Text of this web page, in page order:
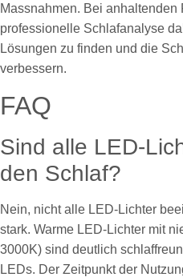
Massnahmen. Bei
professionelle Schlafanalyse
Lösungen zu finden und die
verbessern.
FAQ
Sind alle LED-
den Schlaf?
Nein, nicht alle LED-Lichter
stark. Warme LED-Lichter mit
3000K) sind deutlich
LEDs. Der Zeitpunkt der